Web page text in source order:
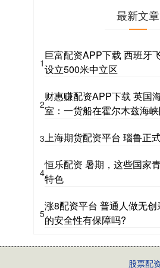
最新文章
1
巨富配资APP下载 西班牙
设立500米中立区
2
财惠赚配资APP下载 英国
室：一货船在霍尔木兹海
3上海期货配资平台 瑙鲁正
4
恒乐配资 暑期，这些国家
特色
5
涨8配资平台 普通人做无
的安全性有保障吗?
股票配